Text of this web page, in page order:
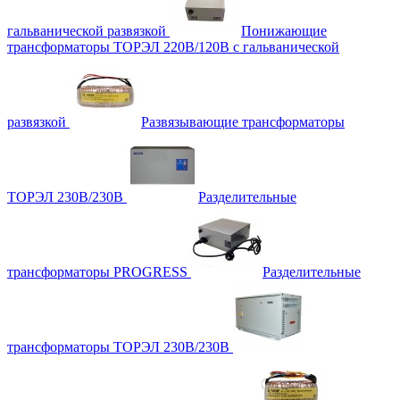
гальванической развязкой
Понижающие
трансформаторы ТОРЭЛ 220В/120В с гальванической
развязкой Развязывающие трансформаторы
ТОРЭЛ 230В/230В Разделительные
трансформаторы PROGRESS Разделительные
трансформаторы ТОРЭЛ 230В/230В